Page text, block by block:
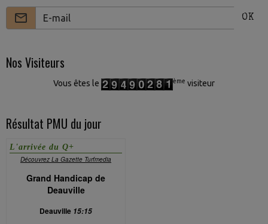
OK
Nos Visiteurs
Vous êtes le ème visiteur
Résultat PMU du jour